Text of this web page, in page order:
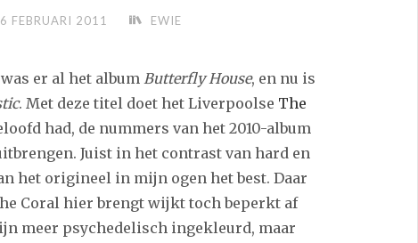
FEBRUARI 2011 EWIE
er al het album Butterfly House, en nu is
. Met deze titel doet het Liverpoolse The
had, de nummers van het 2010-album
Juist in het contrast van hard en
het origineel in mijn ogen het best. Daar
Coral hier brengt wijkt toch beperkt af
meer psychedelisch ingekleurd, maar